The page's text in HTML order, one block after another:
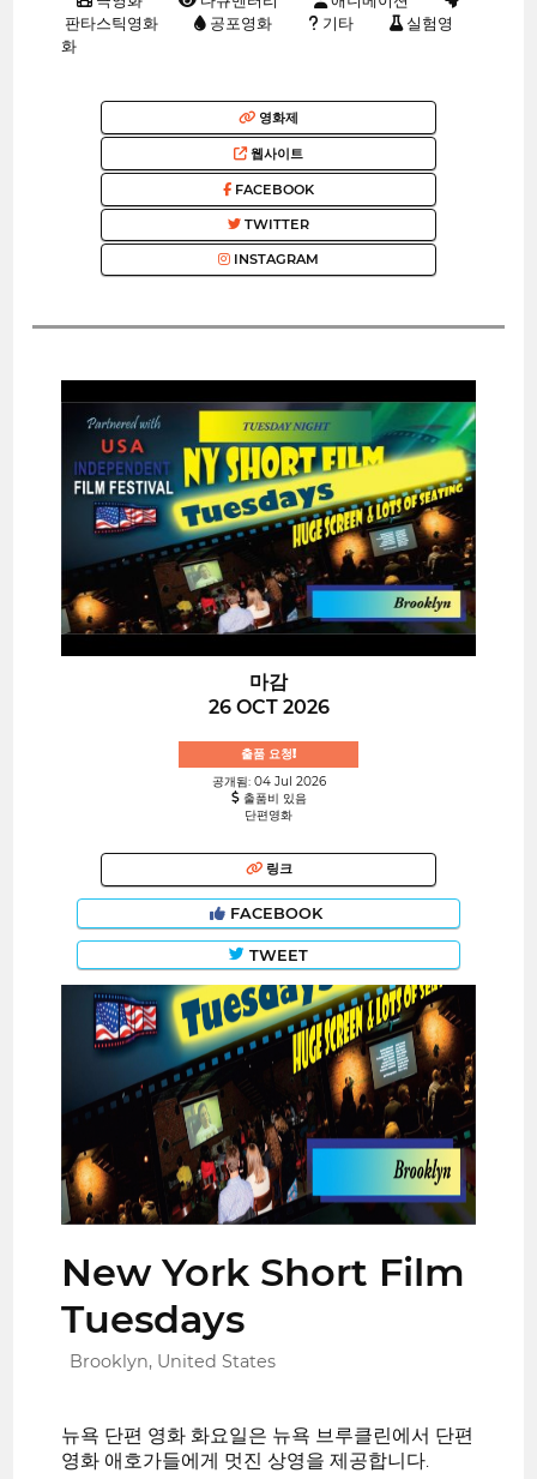
판타스틱영화
공포영화 기타
실험영
화
영화제
웹사이트
FACEBOOK
TWITTER
INSTAGRAM
마감
26 OCT 2026
출품 요청!
공개됨: 04 Jul 2026
출품비 있음
단편영화
링크
FACEBOOK
TWEET
New York Short Film
Tuesdays
Brooklyn, United States
뉴욕 단편 영화 화요일은 뉴욕 브루클린에서 단편
영화 애호가들에게 멋진 상영을 제공합니다.